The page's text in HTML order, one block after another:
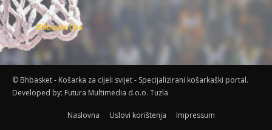
BHbasket.ba
© Bhbasket - Košarka za cijeli svijet - Specijalizirani košarkaški portal.
Developed by: Futura Multimedia d.o.o. Tuzla
Naslovna Uslovi korištenja Impressum